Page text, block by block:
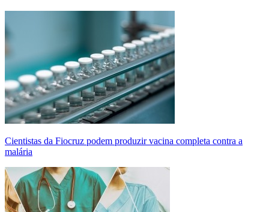
Cientistas da Fiocruz podem produzir vacina completa contra a
malária